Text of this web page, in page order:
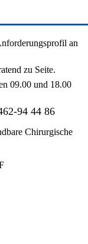
an
zu Seite.
09.00 und 18.00
94 44 86
Chirurgische